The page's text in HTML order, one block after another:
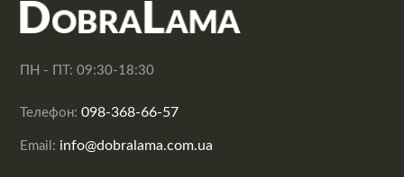
ПН - ПТ: 09:30-18:30
Телефон:098-368-66-57
Email: info@dobralama.com.ua